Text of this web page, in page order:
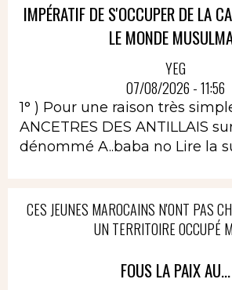
IMPÉRATIF DE S'OCCUPER DE LA
LE MONDE
YEG
07/08/2026 - 11:56
1° ) Pour une raison très
ANCETRES DES ANTILLAIS
dénommé A..baba no Lire la
CES JEUNES MAROCAINS N'ONT PAS
UN TERRITOIRE OCCUPÉ
FOUS LA PAIX AU...